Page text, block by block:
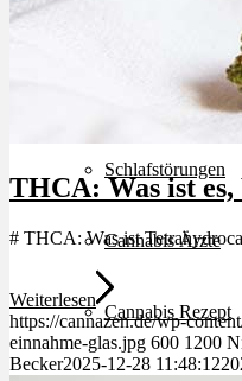
Chronische
Depressionen
Schlafstörungen
Cannabis Ärzte
Cannabis Rezept
THCA: Was ist
# THCA: Was ist
Weiterlesen
https://cannazen.de/wp-
einnahme-glas.jpg 600 1200
Becker2025-12-28 11:48:12